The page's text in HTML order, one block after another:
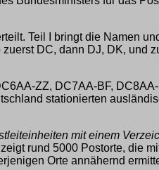
Teil I bringt die Namen
DC, dann DJ, DK, und
ZZ, DC7AA-BF,
stationierten
mit einem
rund 5000 Postorte, die
Orte annähernd